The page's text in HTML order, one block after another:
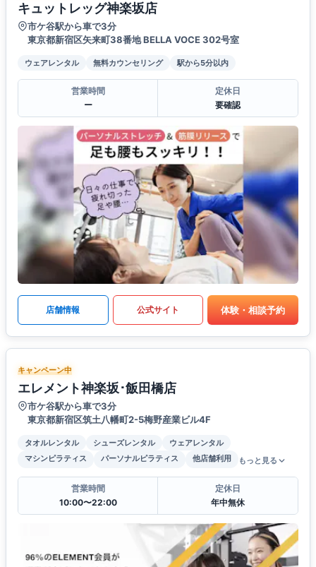
キュットレッグ神楽坂店
市ケ谷駅から車で3分
東京都新宿区矢来町38番地 BELLA VOCE 302号室
ウェアレンタル 無料カウンセリング 駅から5分以内
営業時間
ー
定休日
要確認
店舗情報 公式サイト 体験・相談予約
キャンペーン中
エレメント神楽坂･飯田橋店
市ケ谷駅から車で3分
東京都新宿区筑土八幡町2-5梅野産業ビル4F
タオルレンタル シューズレンタル
ウェアレンタル
マシンピラティス
パーソナルピラティス 他店舗利用 もっと見る
営業時間
10:00〜22:00
定休日
年中無休